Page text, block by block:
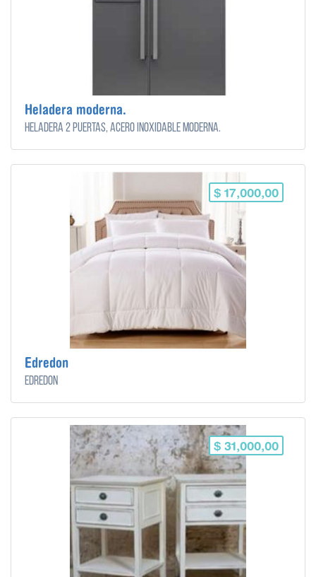
Heladera moderna.
Heladera 2 puertas, acero inoxidable moderna.
$ 17,000,00
Edredon
Edredon
$ 31,000,00